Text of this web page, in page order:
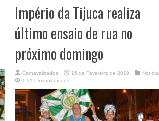
Império da Tijuca realiza
último ensaio de rua no
próximo domingo
Carnavalizados 15 de Fevereiro de 2019
1,317 Visualizaçoes